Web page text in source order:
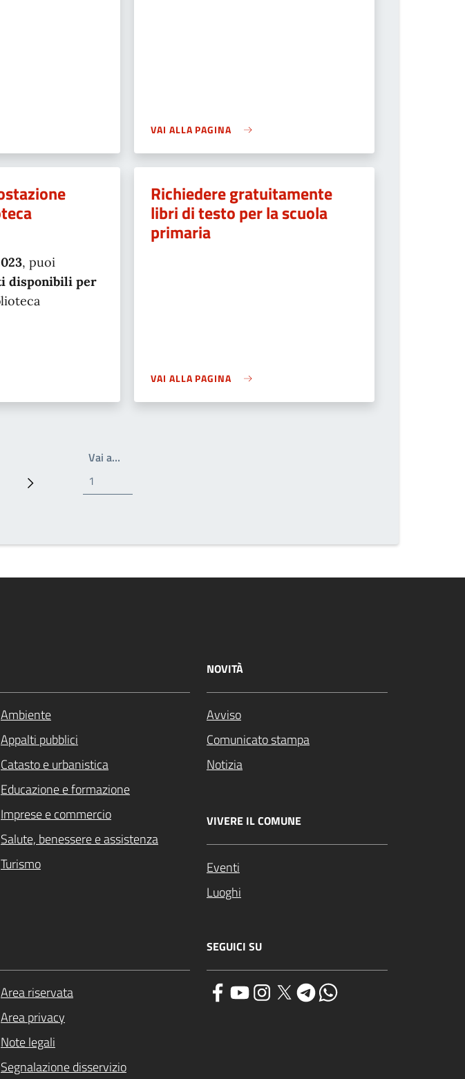
VAI ALLA PAGINA
, puoi
disponibili per
Richiedere gratuitamente
libri di testo per la scuola
primaria
VAI ALLA PAGINA
Prossima pagina
Vai a…Write the page number you want to go to
Ambiente
Appalti pubblici
Catasto e urbanistica
Educazione e formazione
Imprese e commercio
Salute, benessere e assistenza
Turismo
NOVITÀ
Avviso
Comunicato stampa
Notizia
VIVERE IL COMUNE
Eventi
Luoghi
Area riservata
Area privacy
Note legali
Segnalazione disservizio
SEGUICI SU